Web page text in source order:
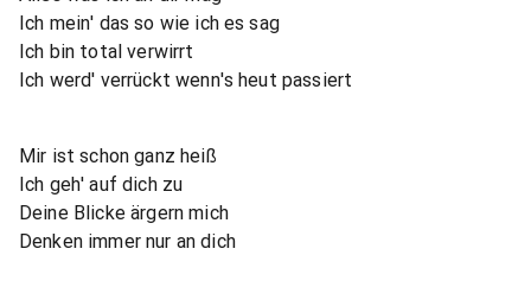
Ich mein' das so wie ich es sag
Ich bin total verwirrt
Ich werd' verrückt wenn's heut passiert
Mir ist schon ganz heiß
Ich geh' auf dich zu
Deine Blicke ärgern mich
Denken immer nur an dich